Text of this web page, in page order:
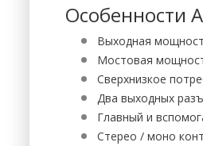
Особенности
Выходная
Мостовая
Сверхнизкое
Два выходных
Главный и
Стерео / моно